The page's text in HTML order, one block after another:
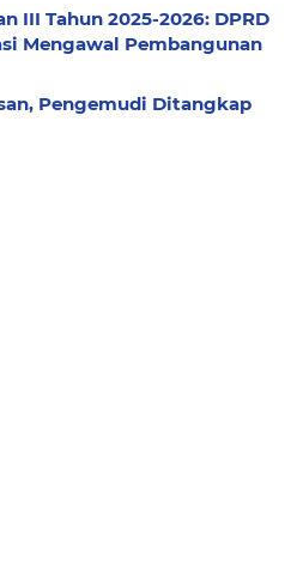
III Tahun 2025-2026: DPRD
Mengawal Pembangunan
Pengemudi Ditangkap